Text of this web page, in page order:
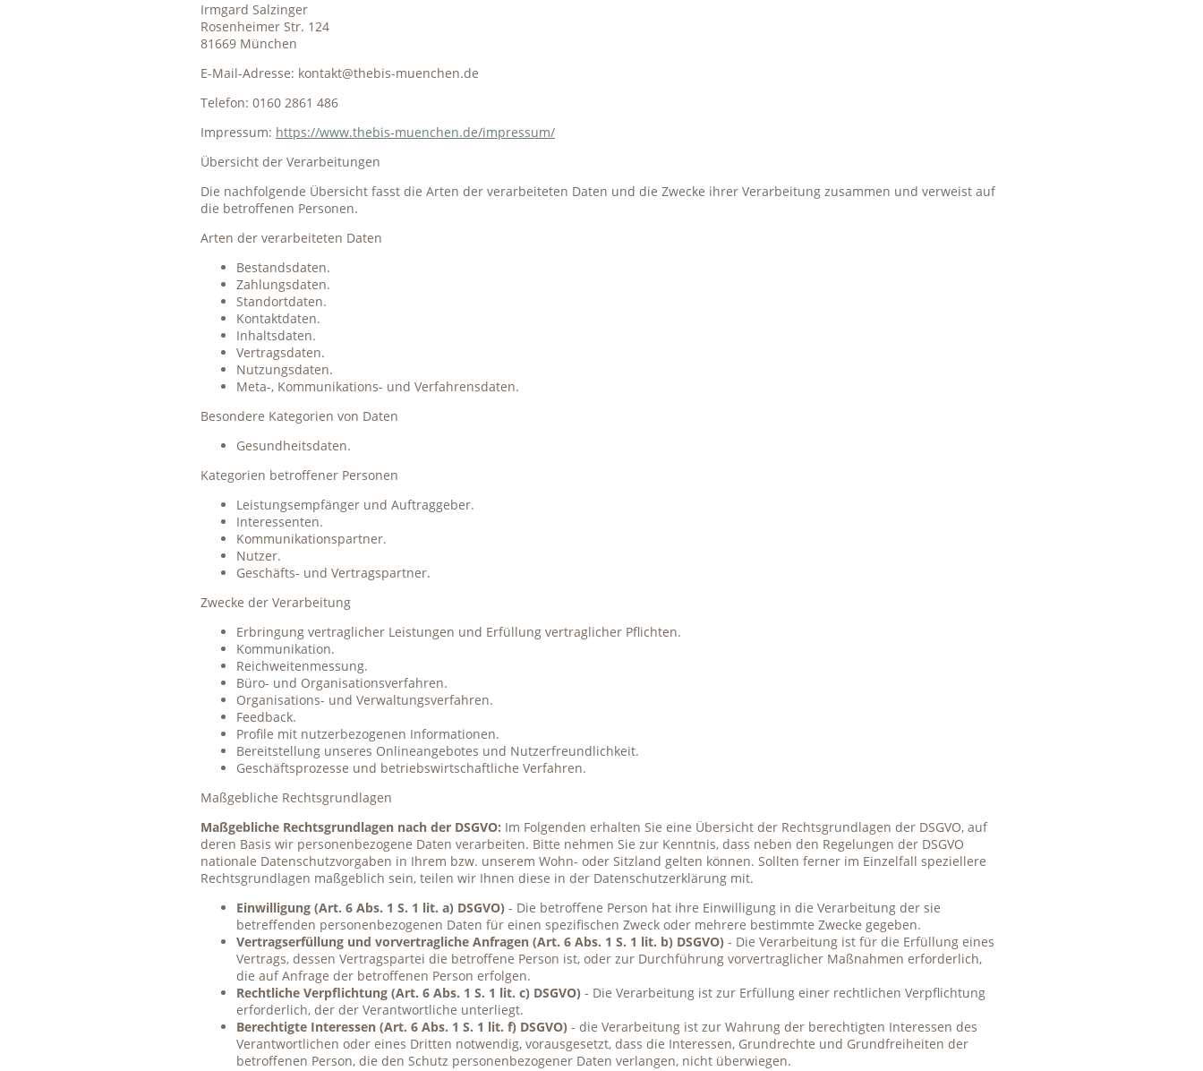
Irmgard Salzinger
Rosenheimer Str. 124
81669 München
E-Mail-Adresse: kontakt@thebis-muenchen.de
Telefon: 0160 2861 486
Impressum: https://www.thebis-muenchen.de/impressum/
Übersicht der Verarbeitungen
Die nachfolgende Übersicht fasst die Arten der verarbeiteten Daten und die Zwecke ihrer Verarbeitung zusammen und verweist auf
die betroffenen Personen.
Arten der verarbeiteten Daten
Bestandsdaten.
Zahlungsdaten.
Standortdaten.
Kontaktdaten.
Inhaltsdaten.
Vertragsdaten.
Nutzungsdaten.
Meta-, Kommunikations- und Verfahrensdaten.
Besondere Kategorien von Daten
Gesundheitsdaten.
Kategorien betroffener Personen
Leistungsempfänger und Auftraggeber.
Interessenten.
Kommunikationspartner.
Nutzer.
Geschäfts- und Vertragspartner.
Zwecke der Verarbeitung
Erbringung vertraglicher Leistungen und Erfüllung vertraglicher Pflichten.
Kommunikation.
Reichweitenmessung.
Büro- und Organisationsverfahren.
Organisations- und Verwaltungsverfahren.
Feedback.
Profile mit nutzerbezogenen Informationen.
Bereitstellung unseres Onlineangebotes und Nutzerfreundlichkeit.
Geschäftsprozesse und betriebswirtschaftliche Verfahren.
Maßgebliche Rechtsgrundlagen
Maßgebliche Rechtsgrundlagen nach der DSGVO: Im Folgenden erhalten Sie eine Übersicht der Rechtsgrundlagen der DSGVO, auf
deren Basis wir personenbezogene Daten verarbeiten. Bitte nehmen Sie zur Kenntnis, dass neben den Regelungen der DSGVO
nationale Datenschutzvorgaben in Ihrem bzw. unserem Wohn- oder Sitzland gelten können. Sollten ferner im Einzelfall speziellere
Rechtsgrundlagen maßgeblich sein, teilen wir Ihnen diese in der Datenschutzerklärung mit.
Einwilligung (Art. 6 Abs. 1 S. 1 lit. a) DSGVO) - Die betroffene Person hat ihre Einwilligung in die Verarbeitung der sie
betreffenden personenbezogenen Daten für einen spezifischen Zweck oder mehrere bestimmte Zwecke gegeben.
Vertragserfüllung und vorvertragliche Anfragen (Art. 6 Abs. 1 S. 1 lit. b) DSGVO) - Die Verarbeitung ist für die Erfüllung eines
Vertrags, dessen Vertragspartei die betroffene Person ist, oder zur Durchführung vorvertraglicher Maßnahmen erforderlich,
die auf Anfrage der betroffenen Person erfolgen.
Rechtliche Verpflichtung (Art. 6 Abs. 1 S. 1 lit. c) DSGVO) - Die Verarbeitung ist zur Erfüllung einer rechtlichen Verpflichtung
erforderlich, der der Verantwortliche unterliegt.
Berechtigte Interessen (Art. 6 Abs. 1 S. 1 lit. f) DSGVO) - die Verarbeitung ist zur Wahrung der berechtigten Interessen des
Verantwortlichen oder eines Dritten notwendig, vorausgesetzt, dass die Interessen, Grundrechte und Grundfreiheiten der
betroffenen Person, die den Schutz personenbezogener Daten verlangen, nicht überwiegen.